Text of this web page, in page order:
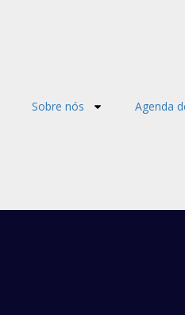
Sobre nós Agenda